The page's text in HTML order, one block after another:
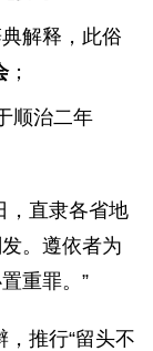
解释，此俗
；
顺治二年
，直隶各省地
。遵依者为
重罪。”
推行“留头不